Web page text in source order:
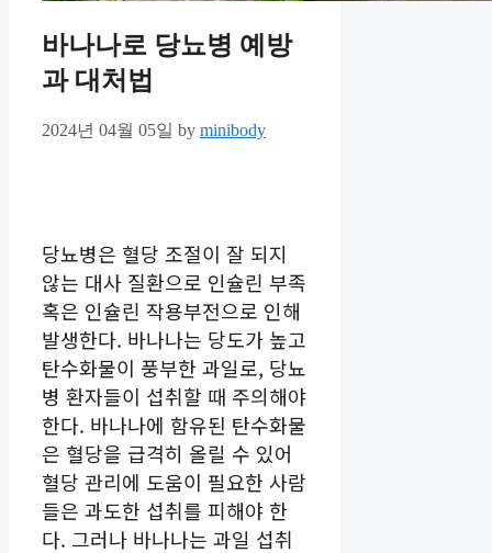
바나나로 당뇨병 예방
과 대처법
2024년 04월 05일 by minibody
당뇨병은 혈당 조절이 잘 되지
않는 대사 질환으로 인슐린 부족
혹은 인슐린 작용부전으로 인해
발생한다. 바나나는 당도가 높고
탄수화물이 풍부한 과일로, 당뇨
병 환자들이 섭취할 때 주의해야
한다. 바나나에 함유된 탄수화물
은 혈당을 급격히 올릴 수 있어
혈당 관리에 도움이 필요한 사람
들은 과도한 섭취를 피해야 한
다. 그러나 바나나는 과일 섭취